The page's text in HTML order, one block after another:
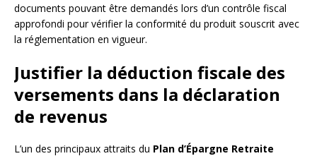
documents pouvant être demandés lors d’un contrôle fiscal
approfondi pour vérifier la conformité du produit souscrit avec
la réglementation en vigueur.
Justifier la déduction fiscale des
versements dans la déclaration
de revenus
L’un des principaux attraits du Plan d’Épargne Retraite